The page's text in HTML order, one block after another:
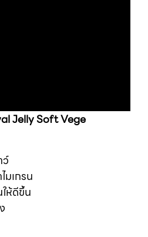
Jelly Soft Vege
ว์
มเกรน
ห้ดีขึ้น